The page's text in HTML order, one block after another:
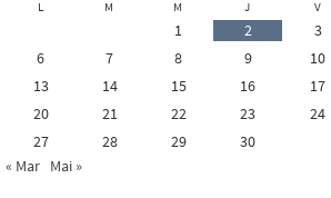
L M M J V
1 2 3
6
7 8 9 10
13
14 15 16 17
20
21 22 23 24
27
28 29
30
« Mar Mai »